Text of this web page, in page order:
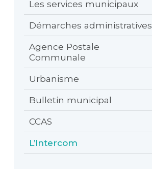
Les services municipaux
Démarches administratives
Agence Postale
Communale
Urbanisme
Bulletin municipal
CCAS
L’Intercom